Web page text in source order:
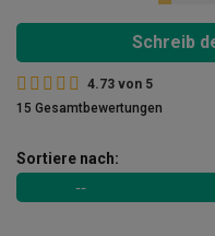
Schreib
4.73 von 5
15 Gesamtbewertungen
Sortiere nach: